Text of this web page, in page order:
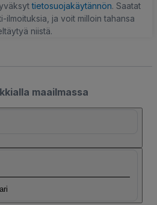
tietosuojakäytännön. Saatat
ilmoituksia, ja voit milloin tahansa
niistä.
maailmassa